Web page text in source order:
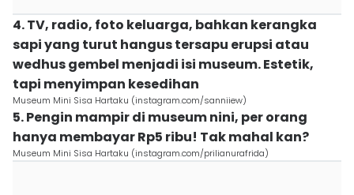
4. TV, radio, foto keluarga, bahkan kerangka
sapi yang turut hangus tersapu erupsi atau
wedhus gembel menjadi isi museum. Estetik,
tapi menyimpan kesedihan
Museum Mini Sisa Hartaku (instagram.com/sanniiew)
5. Pengin mampir di museum nini, per orang
hanya membayar Rp5 ribu! Tak mahal kan?
Museum Mini Sisa Hartaku (instagram.com/prilianurafrida)